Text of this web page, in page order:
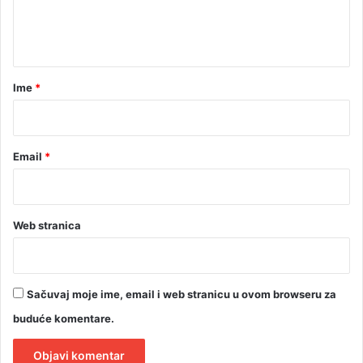
e
ž
a
n
j
D
a
n
R
S
rIme *
Email *
Web stranica
Sačuvaj moje ime, email i web stranicu u ovom browseru za
buduće komentare.